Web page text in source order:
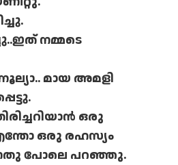
നമ്മടെ
മായ അമളി
ഒരു
ഒരു രഹസ്യം
പോലെ പറഞ്ഞു.